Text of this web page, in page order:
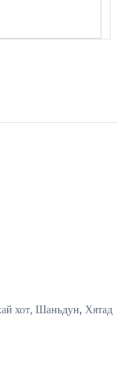
хот, Шаньдун, Хятад